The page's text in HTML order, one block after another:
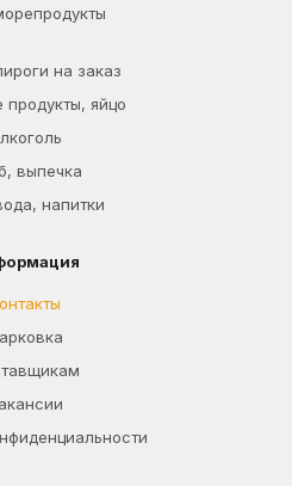
на заказ
яйцо
выпечка
напитки